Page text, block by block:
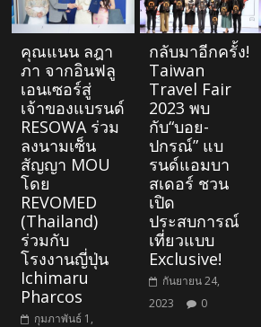
คุณแนน ลฎา
ภา จากอินฟลู
เอนเซอร์สู่
เจ้าของแบรนด์
RESOWA ร่วม
ลงนามเซ็น
สัญญา MOU
โดย
REVOMED
(Thailand)
ร่วมกับ
โรงงานญี่ปุ่น
Ichimaru
Pharcos
กุมภาพันธ์ 1,
กลับมาอีกครั้ง!
Taiwan
Travel Fair
2023 พบ
กับ“บอย-
ปกรณ์” แบ
รนด์แอมบา
สเดอร์ ชวน
เปิด
ประสบการณ์
เที่ยวแบบ
Exclusive!
กันยายน 24,
2023
0